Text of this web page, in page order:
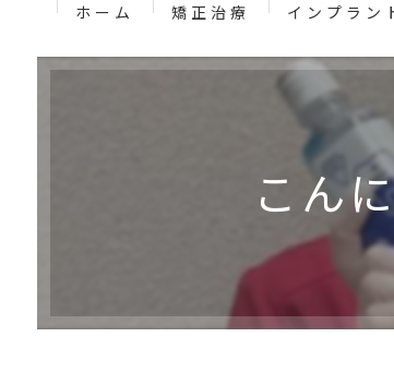
ホーム 矯正治療
当院が選ばれる理由 (矯正)
大人の矯正治療 (矯正)
子どもの矯正治療 (矯正)
インビザライン (矯正)
インビザラインファースト (矯
インプラン
当院が選ばれ
治療の流れ (
入れ歯・ブ
治療費案内 (
こん